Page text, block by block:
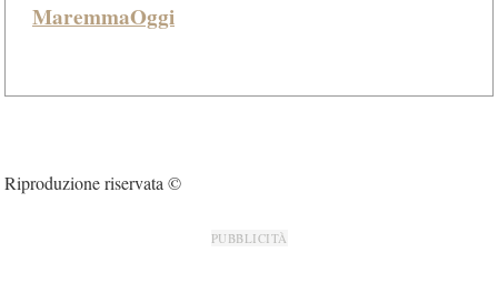
MaremmaOggi
Riproduzione riservata ©
PUBBLICITÀ